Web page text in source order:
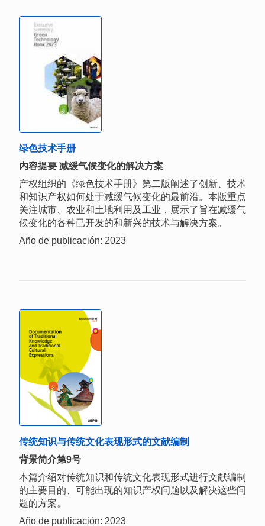
绿色技术手册
内容提要 减缓气候变化的解决方案
产权组织的《绿色技术手册》第二版阐述了创新、技术
和知识产权如何处于减缓气候变化的最前沿。本版重点
关注城市、农业和土地利用及工业，展示了旨在减缓气
候变化的各种已开发的和新兴的技术与解决方案。
Año de publicación: 2023
传统知识与传统文化表现形式的文献编制
背景简介第9号
本篇介绍对传统知识和传统文化表现形式进行文献编制
的主要目的、可能出现的知识产权问题以及解决这些问
题的方案。
Año de publicación: 2023